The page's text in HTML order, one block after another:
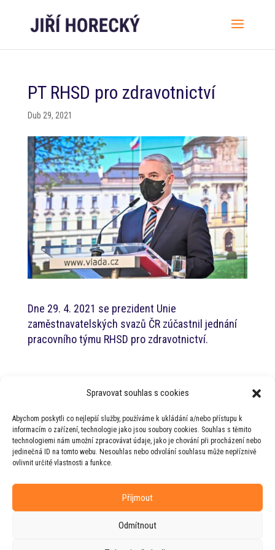
Spravovat souhlas s cookies
Abychom poskytli co nejlepší služby, používáme k ukládání a/nebo přístupu k
informacím o zařízení, technologie jako jsou soubory cookies. Souhlas s těmito
technologiemi nám umožní zpracovávat údaje, jako je chování při procházení nebo
jedinečná ID na tomto webu. Nesouhlas nebo odvolání souhlasu může nepříznivě
ovlivnit určité vlastnosti a funkce.
Příjmout
Odmítnout
PT RHSD pro zdravotnictví
Dub 29, 2021
Dne 29. 4. 2021 se prezident Unie
zaměstnavatelských svazů ČR zúčastnil jednání
pracovního týmu RHSD pro zdravotnictví.
PT RHSD pro zdravotnictví
PT RHSD pro kulturní otázky
Rada vlády pro duševní zdraví
© 2026 Jiří Horecký – Osobní stránky Jiřího